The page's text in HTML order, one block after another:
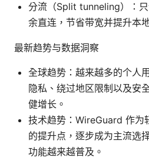
分流（Split tunneling）：
余直连，节省带宽并提升本
最新趋势与数据洞察
全球趋势：越来越多的个人
隐私、绕过地区限制以及安
健增长。
技术趋势：WireGuard 作为
的提升点，逐步成为主流选
功能越来越普及。